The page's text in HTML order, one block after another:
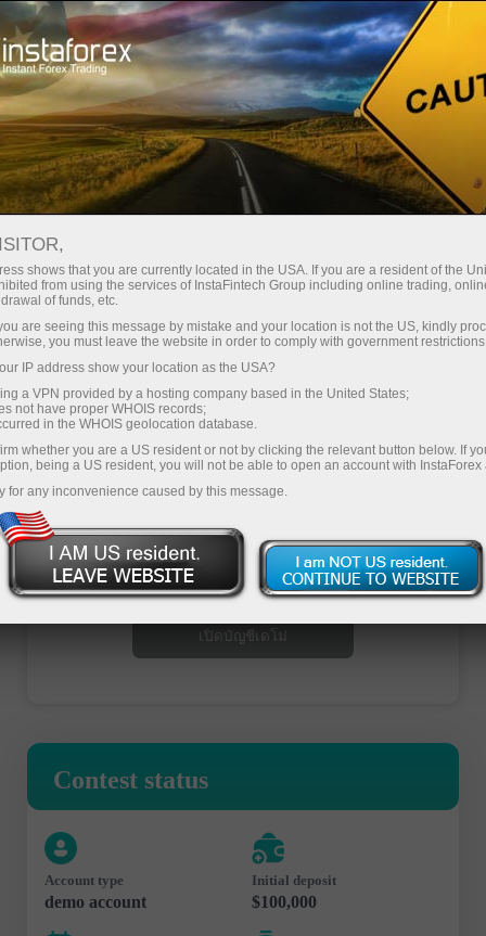
Contests Great Race
Great Race
InstaForex Great Race is one of the most
popular contests among demo-accounts! It
includes four stages and the final with the prize
pool $55,000.
Register
เปิดบัญชีซื้อขาย
เปิดบัญชีเดโม่
Contest status
Account type
demo account
Initial deposit
$100,000
shows that you are currently located in the USA. If you are a resident of the
from using the services of InstaFintech Group including online trading,
of funds, etc.
are seeing this message by mistake and your location is not the US, kindly
you must leave the website in order to comply with government
IP address show your location as the USA?
a VPN provided by a hosting company based in the United States;
not have proper WHOIS records;
in the WHOIS geolocation database.
whether you are a US resident or not by clicking the relevant button below. If
being a US resident, you will not be able to open an account with InstaForex
for any inconvenience caused by this message.